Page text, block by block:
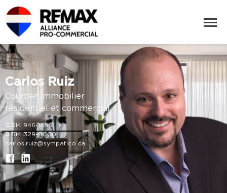
Carlos Ruiz
Courtier immobilier
résidentiel et commercial
C 514 946-1886
B 514 329-0000
carlos.ruiz@sympatico.ca